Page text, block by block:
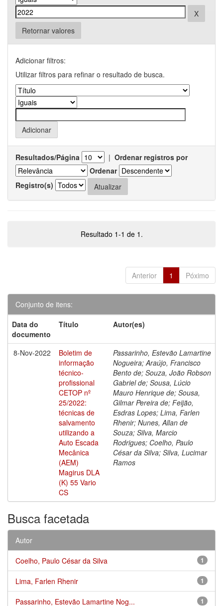
Retornar valores
Adicionar filtros:
Utilizar filtros para refinar o resultado de busca.
Resultados/Página | Ordenar registros por
Ordenar
Registro(s)
Resultado 1-1 de 1.
Anterior 1 Póximo
Conjunto de itens:
Data do
documento
Título Autor(es)
8-Nov-2022
Boletim de
informação
técnico-
profissional
CETOP nº
25/2022:
técnicas de
salvamento
utilizando a
Auto Escada
Mecânica
(AEM)
Magirus DLA
(K) 55 Vario
CS
Passarinho, Estevão Lamartine
Nogueira; Araújo, Francisco
Bento de; Souza, João Robson
Gabriel de; Sousa, Lúcio
Mauro Henrique de; Sousa,
Gilmar Pereira de; Feijão,
Esdras Lopes; Lima, Farlen
Rhenir; Nunes, Allan de
Souza; Silva, Marcio
Rodrigues; Coelho, Paulo
César da Silva; Silva, Lucimar
Ramos
Busca facetada
Autor
1
Coelho, Paulo César da Silva
1
Lima, Farlen Rhenir
1
Passarinho, Estevão Lamartine Nog...